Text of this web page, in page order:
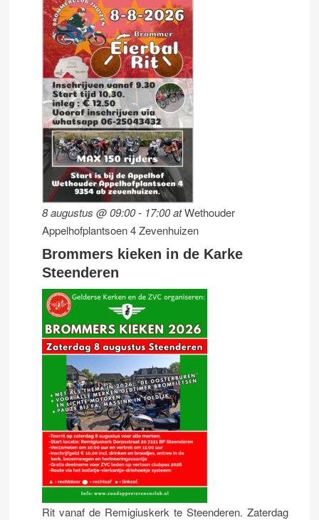
8 augustus @ 09:00- 17:00atWethouder
Appelhofplantsoen 4 Zevenhuizen
Brommers kieken in de Karke
Steenderen
Rit vanaf de Remigiuskerk te Steenderen. Zaterdag